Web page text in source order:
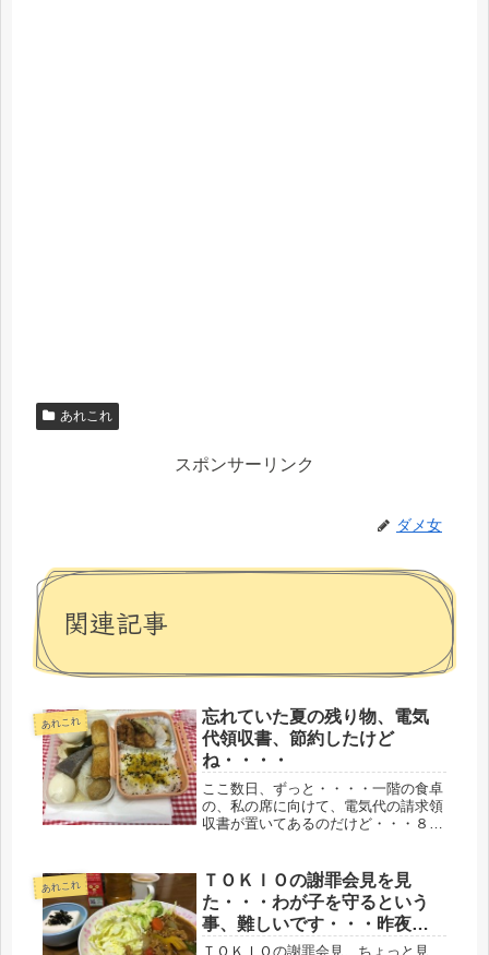
あれこれ
スポンサーリンク
ダメ女
関連記事
あれこれ
忘れていた夏の残り物、電気
代領収書、節約したけど
ね・・・・
ここ数日、ずっと・・・・一階の食卓
の、私の席に向けて、電気代の請求領
収書が置いてあるのだけど・・・８月
ぞ、ということなんだろうなぁといっ
ても、去年の方が多かった。今年は...
あれこれ
ＴＯＫＩＯの謝罪会見を見
た・・・わが子を守るという
事、難しいです・・・昨夜は
ひとりカレー
ＴＯＫＩＯの謝罪会見、ちょっと見